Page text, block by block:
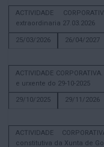
ACTIVIDADE
extraordinaria 27.03.2026
25/03/2026
26/04/2027
ACTIVIDADE
e urxente do 29-10-2025
29/10/2025
29/11/2026
ACTIVIDADE
constitutiva da Xunta de